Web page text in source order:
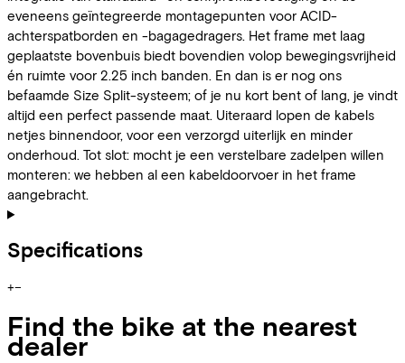
eveneens geïntegreerde montagepunten voor ACID-
achterspatborden en -bagagedragers. Het frame met laag
geplaatste bovenbuis biedt bovendien volop bewegingsvrijheid
én ruimte voor 2.25 inch banden. En dan is er nog ons
befaamde Size Split-systeem; of je nu kort bent of lang, je vindt
altijd een perfect passende maat. Uiteraard lopen de kabels
netjes binnendoor, voor een verzorgd uiterlijk en minder
onderhoud. Tot slot: mocht je een verstelbare zadelpen willen
monteren: we hebben al een kabeldoorvoer in het frame
aangebracht.
Specifications
+−
Find the bike at the nearest
dealer